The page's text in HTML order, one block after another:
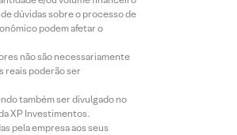
dúvidas sobre o processo de
podem afetar o
não são necessariamente
reais poderão ser
também ser divulgado no
XP Investimentos.
pela empresa aos seus